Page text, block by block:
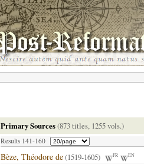
Primary Sources(873 titles, 1255 vols.)
Results 141-160
Bèze, Théodore de(1519-1605) FR EN